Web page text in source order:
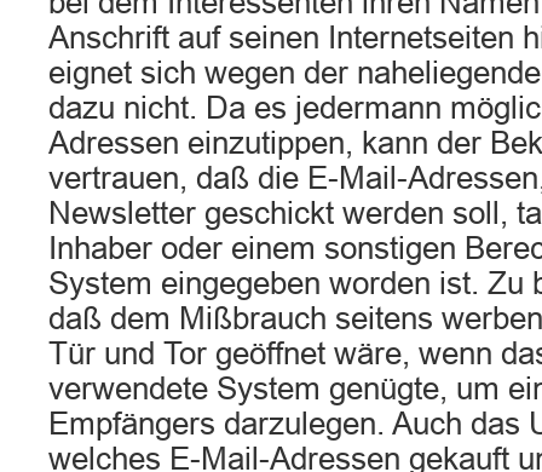
Anschrift auf seinen Internetseiten
eignet sich wegen der
dazu nicht. Da es jedermann
Adressen einzutippen, kann der
vertrauen, daß die E-Mail-
Newsletter geschickt werden soll,
Inhaber oder einem sonstigen
System eingegeben worden ist. Zu
daß dem Mißbrauch seitens
Tür und Tor geöffnet wäre, wenn
verwendete System genügte, um
Empfängers darzulegen. Auch das
welches E-Mail-Adressen gekauft